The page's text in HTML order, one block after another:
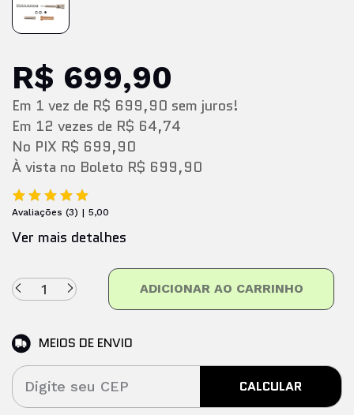
R$ 699,90
Em 1 vez de R$ 699,90 sem juros!
Em 12 vezes de R$ 64,74
No PIX R$ 699,90
À vista no Boleto R$ 699,90
Avaliações (3) 5,00
Ver mais detalhes
ADICIONAR AO CARRINHO
MEIOS DE ENVIO
CALCULAR